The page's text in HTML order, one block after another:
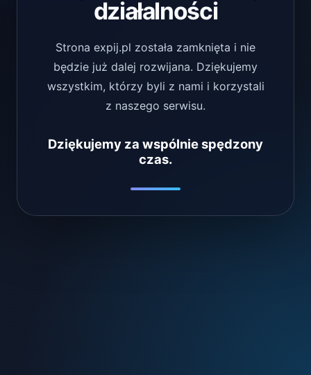
działalności
Strona expij.pl została zamknięta i nie
będzie już dalej rozwijana. Dziękujemy
wszystkim, którzy byli z nami i korzystali
z naszego serwisu.
Dziękujemy za wspólnie spędzony
czas.